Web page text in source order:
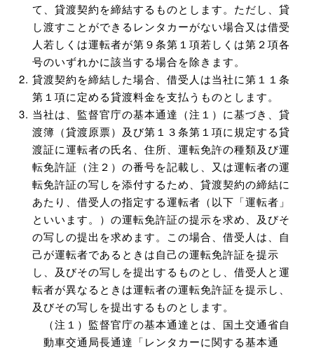
て、貸渡契約を締結するものとします。ただし、貸
し渡すことができるレンタカーがない場合又は借受
人若しくは運転者が第９条第１項若しくは第２項各
号のいずれかに該当する場合を除きます。
貸渡契約を締結した場合、借受人は当社に第１１条
第１項に定める貸渡料金を支払うものとします。
当社は、監督官庁の基本通達（注１）に基づき、貸
渡簿（貸渡原票）及び第１３条第１項に規定する貸
渡証に運転者の氏名、住所、運転免許の種類及び運
転免許証（注２）の番号を記載し、又は運転者の運
転免許証の写しを添付するため、貸渡契約の締結に
あたり、借受人の指定する運転者（以下「運転者」
といいます。）の運転免許証の提示を求め、及びそ
の写しの提出を求めます。この場合、借受人は、自
己が運転者であるときは自己の運転免許証を提示
し、及びその写しを提出するものとし、借受人と運
転者が異なるときは運転者の運転免許証を提示し、
及びその写しを提出するものとします。
（注１）監督官庁の基本通達とは、国土交通省自
動車交通局長通達「レンタカーに関する基本通